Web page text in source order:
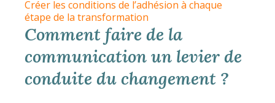
Créer les conditions de l’adhésion à chaque
étape de la transformation
Comment faire de la
communication un levier de
conduite du changement ?